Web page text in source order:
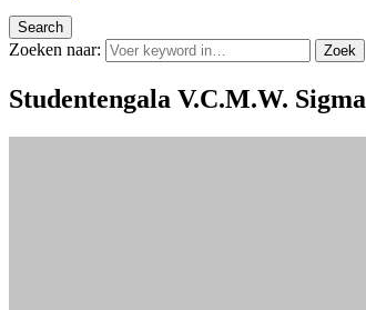
Search
Zoeken naar: Zoek
Studentengala V.C.M.W. Sigma